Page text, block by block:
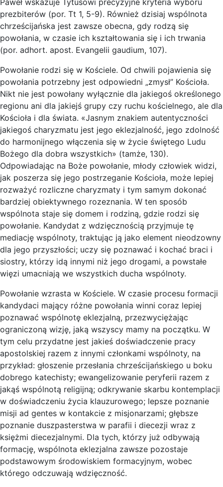
prezbiterów (por. Tt 1, 5-9). Również dzisiaj wspólnota
chrześcijańska jest zawsze obecna, gdy rodzą się
powołania, w czasie ich kształtowania się i ich trwania
(por. adhort. apost. Evangelii gaudium, 107).
Powołanie rodzi się w Kościele. Od chwili pojawienia się
powołania potrzebny jest odpowiedni „zmysł” Kościoła.
Nikt nie jest powołany wyłącznie dla jakiegoś określonego
regionu ani dla jakiejś grupy czy ruchu kościelnego, ale dla
Kościoła i dla świata. «Jasnym znakiem autentyczności
jakiegoś charyzmatu jest jego eklezjalność, jego zdolność
do harmonijnego włączenia się w życie świętego Ludu
Bożego dla dobra wszystkich» (tamże, 130).
Odpowiadając na Boże powołanie, młody człowiek widzi,
jak poszerza się jego postrzeganie Kościoła, może lepiej
rozważyć rozliczne charyzmaty i tym samym dokonać
bardziej obiektywnego rozeznania. W ten sposób
wspólnota staje się domem i rodziną, gdzie rodzi się
powołanie. Kandydat z wdzięcznością przyjmuje tę
mediację wspólnoty, traktując ją jako element nieodzowny
dla jego przyszłości; uczy się poznawać i kochać braci i
siostry, którzy idą innymi niż jego drogami, a powstałe
więzi umacniają we wszystkich ducha wspólnoty.
Powołanie wzrasta w Kościele. W czasie procesu formacji
kandydaci mający różne powołania winni coraz lepiej
poznawać wspólnotę eklezjalną, przezwyciężając
ograniczoną wizję, jaką wszyscy mamy na początku. W
tym celu przydatne jest jakieś doświadczenie pracy
apostolskiej razem z innymi członkami wspólnoty, na
przykład: głoszenie przesłania chrześcijańskiego u boku
dobrego katechisty; ewangelizowanie peryferii razem z
jakąś wspólnotą religijną; odkrywanie skarbu kontemplacji
w doświadczeniu życia klauzurowego; lepsze poznanie
misji ad gentes w kontakcie z misjonarzami; głębsze
poznanie duszpasterstwa w parafii i diecezji wraz z
księżmi diecezjalnymi. Dla tych, którzy już odbywają
formację, wspólnota eklezjalna zawsze pozostaje
podstawowym środowiskiem formacyjnym, wobec
którego odczuwają wdzięczność.